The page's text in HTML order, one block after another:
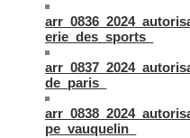
erie_des_sports_
de_paris_
pe_vauquelin_